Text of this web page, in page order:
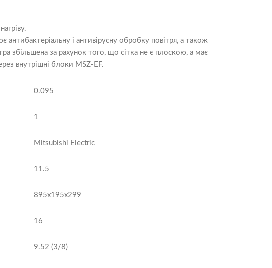
антибактеріальну і антивірусну обробку повітря, а також
збільшена за рахунок того, що сітка не є плоскою, а має
внутрішні блоки MSZ-EF.
0.095
1
Mitsubishi Electric
11.5
895x195x299
16
9.52 (3/8)